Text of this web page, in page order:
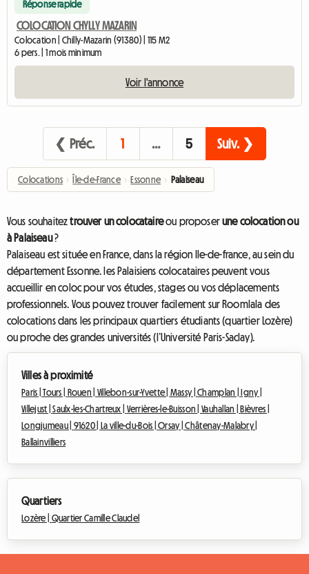
Réponse rapide
COLOCATION CHYLLY MAZARIN
Colocation | Chilly-Mazarin (91380) | 115 M2
6 pers. | 1 mois minimum
Voir l'annonce
❮ Préc. 1 … 5 Suiv. ❯
Colocations › Île-de-France › Essonne › Palaiseau
Vous souhaiteztrouver un colocataireou proposerune colocation ou
à Palaiseau?
Palaiseau est située en France, dans la région Ile-de-france, au sein du
département Essonne. les Palaisiens colocataires peuvent vous
accueillir en coloc pour vos études, stages ou vos déplacements
professionnels. Vous pouvez trouver facilement sur Roomlala des
colocations dans les principaux quartiers étudiants (quartier Lozère)
ou proche des grandes universités (l’Université Paris-Saclay).
Villes à proximité
Paris |Tours | Rouen | Villebon-sur-Yvette | Massy |Champlan |Igny |
Villejust |Saulx-les-Chartreux | Verrières-le-Buisson | Vauhallan |Bièvres |
Longjumeau | 91620 | La ville-du-Bois |Orsay |Châtenay-Malabry |
Ballainvilliers
Quartiers
Lozère | Quartier Camille Claudel